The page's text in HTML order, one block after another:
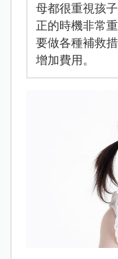
母都很重視孩
正的時機非常
要做各種補救
增加費用。